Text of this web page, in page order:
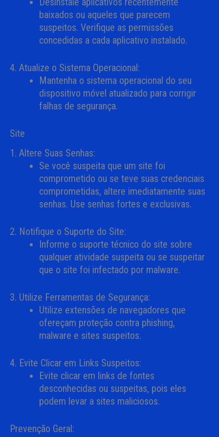
baixados ou aqueles que parecem
suspeitos. Verifique as permissões
concedidas a cada aplicativo instalado.
4. Atualize o Sistema Operacional:
Mantenha o sistema operacional do seu
dispositivo móvel atualizado para corrigir
falhas de segurança.
Site
1. Altere Suas Senhas:
Se você suspeita que um site foi
comprometido ou se teve suas credenciais
comprometidas, altere imediatamente suas
senhas. Use senhas fortes e exclusivas.
2. Notifique o Suporte do Site:
Informe o suporte técnico do site sobre
qualquer atividade suspeita ou se suspeitar
que o site foi infectado por malware.
3. Utilize Ferramentas de Segurança:
Utilize extensões de navegadores que
ofereçam proteção contra phishing,
malware e sites suspeitos.
4. Evite Clicar em Links Suspeitos:
Evite clicar em links de fontes
desconhecidas ou suspeitas, pois eles
podem levar a sites maliciosos.
Prevenção Geral: